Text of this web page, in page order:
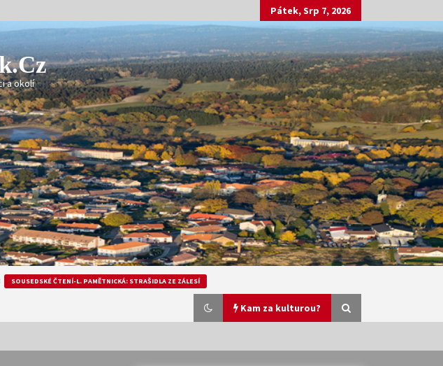
Pátek, Srp 7, 2026
a okolí
SOUSEDSKÉ ČTENÍ-L. PAMĚTNICKÁ: STRAŠIDLA ZE ZÁLESÍ
Kam za kulturou?